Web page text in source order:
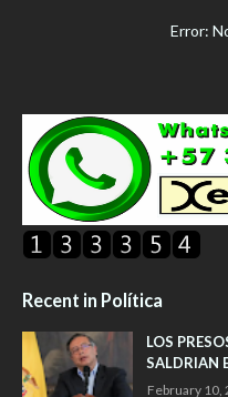
Error:
Recent in Política
LOS
SALDRIAN
February 10,